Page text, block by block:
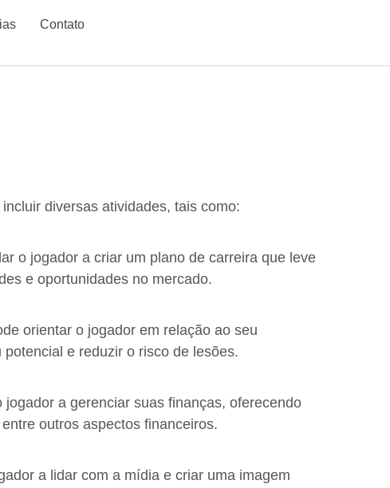
Contato
diversas atividades, tais como:
o jogador a criar um plano de carreira que leve
e oportunidades no mercado.
orientar o jogador em relação ao seu
e reduzir o risco de lesões.
a gerenciar suas finanças, oferecendo
outros aspectos financeiros.
a lidar com a mídia e criar uma imagem